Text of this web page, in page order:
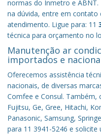
normas do Inmetro e
na dúvida, entre em contato
atendimento. Ligue para: 11
técnica para orçamento no
Manutenção ar
importados e
Oferecemos assistência
nacionais, de diversas
Comfee e Consul. Também,
Fujitsu, Ge, Gree, Hitachi,
Panasonic, Samsung,
para 11 3941-5246 e